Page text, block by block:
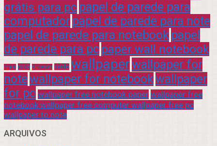
grátis para pc papel de parede para
computador papel de parede para note
papel de parede para notebook papel
de parede para pc paper wall notebook
praia rock sucesso verde wallpaperwallpaper for
notewallpaper for notebookwallpaper
for pc wallpaper free notebook paper wallpaper free
notebook wallpaper free computer wallpaper free pc
wallpaper to note
ARQUIVOS